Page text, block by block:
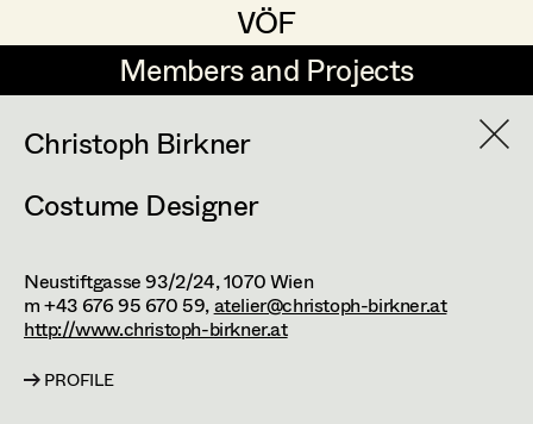
VÖF
VÖF
Members and Projects
Members and Projects
DE EN
Suche
Art Department
Costume Department
Veronika Albert
Marlene Auer-Pleyl
Maria-Theresia Bartl
Christoph Birkner
Costume Designer
Neustiftgasse 93/2/24,1070Wien
m +43 676 95 670 59,atelier@christoph-birkner.at
http://www.christoph-birkner.at
PROFILE